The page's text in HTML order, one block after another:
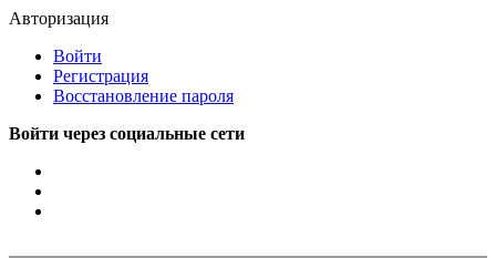
Авторизация
Войти
Регистрация
Восстановление пароля
Войти через социальные сети